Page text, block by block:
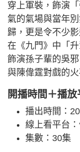
穿上軍裝，飾演
氣的氣場與當年
歸，更是令不少
在《九門》中「
飾演孫子輩的吳
與陳偉霆對戲的火
開播時間＋播放
播出時間：
線上看平台
集數：30集